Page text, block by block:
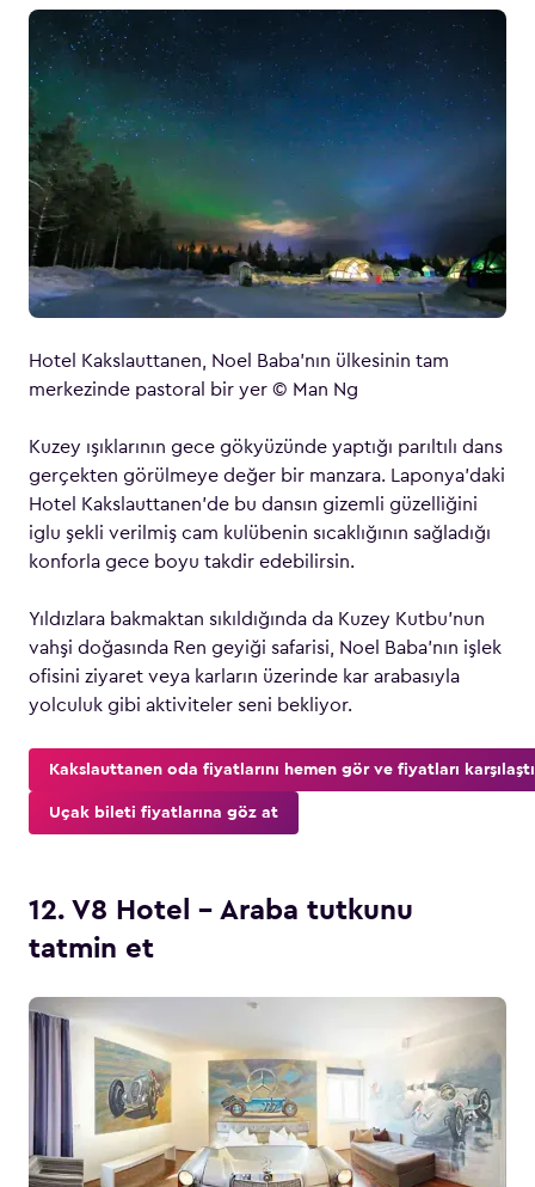
Hotel Kakslauttanen, Noel Baba’nın ülkesinin tam
merkezinde pastoral bir yer © Man Ng
Kuzey ışıklarının gece gökyüzünde yaptığı parıltılı dans
gerçekten görülmeye değer bir manzara. Laponya’daki
Hotel Kakslauttanen’de bu dansın gizemli güzelliğini
iglu şekli verilmiş cam kulübenin sıcaklığının sağladığı
konforla gece boyu takdir edebilirsin.
Yıldızlara bakmaktan sıkıldığında da Kuzey Kutbu’nun
vahşi doğasında Ren geyiği safarisi, Noel Baba’nın işlek
ofisini ziyaret veya karların üzerinde kar arabasıyla
yolculuk gibi aktiviteler seni bekliyor.
Kakslauttanen oda fiyatlarını hemen gör ve fiyatları
Uçak bileti fiyatlarına göz at
12. V8 Hotel – Araba tutkunu
tatmin et